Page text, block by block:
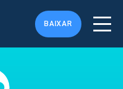
BAIXAR